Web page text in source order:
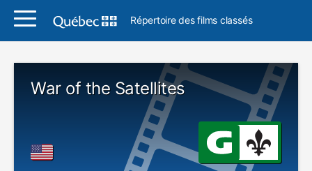
Répertoire des films classés
War of the Satellites